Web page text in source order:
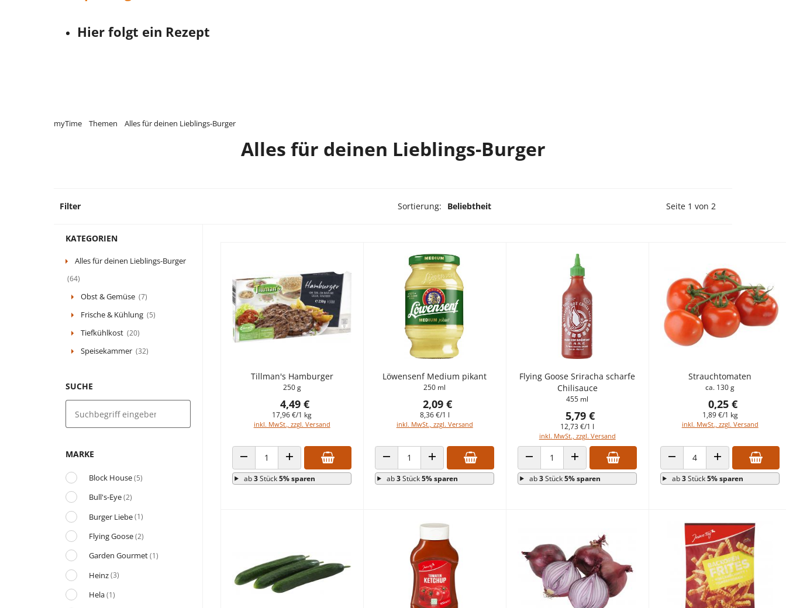
Hier folgt ein Rezept
myTime Themen Alles für deinen Lieblings-Burger
Alles für deinen Lieblings-Burger
Filter Sortierung: Beliebtheit Vorherige Seite
Seite 1 von 2
KATEGORIEN
Alles für deinen Lieblings-Burger
(64)
Obst & Gemüse (7)
Frische & Kühlung (5)
Tiefkühlkost (20)
Speisekammer (32)
SUCHE
MARKE
Block House(5)
Bull's-Eye(2)
Burger Liebe(1)
Flying Goose(2)
Garden Gourmet(1)
Heinz(3)
Hela(1)
Tillman's Hamburger
250 g
4,49 €
17,96 €/1 kg
inkl. MwSt., zzgl. Versand
ANZAHL VERRINGERNANZAHL ERHÖHEN
ab3Stück5% sparen
Löwensenf Medium pikant
250 ml
2,09 €
8,36 €/1 l
inkl. MwSt., zzgl. Versand
ANZAHL VERRINGERNANZAHL ERHÖHEN
ab3Stück5% sparen
Flying Goose Sriracha scharfe
Chilisauce
455 ml
5,79 €
12,73 €/1 l
inkl. MwSt., zzgl. Versand
ANZAHL VERRINGERNANZAHL ERHÖHEN
ab3Stück5% sparen
Strauchtomaten
ca. 130 g
0,25 €
1,89 €/1 kg
inkl. MwSt., zzgl. Versand
ANZAHL VERRINGERNANZAHL ERHÖHEN
ab3Stück5% sparen